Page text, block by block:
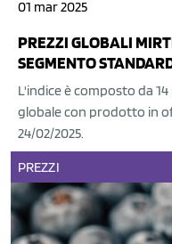
01 mar 2025
PREZZI GLOBALI
SEGMENTO
L'indice è composto da
globale con prodotto in
24/02/2025.
PREZZI